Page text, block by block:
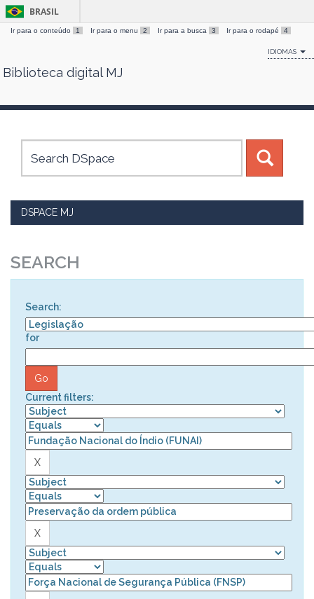
Skip
BRASIL
Ir para o conteúdo 1 Ir para o menu 2 Ir para a busca 3 Ir para o rodapé 4
IDIOMAS
Biblioteca digital MJ
DSPACE MJ
SEARCH
Search:
for
Current filters: